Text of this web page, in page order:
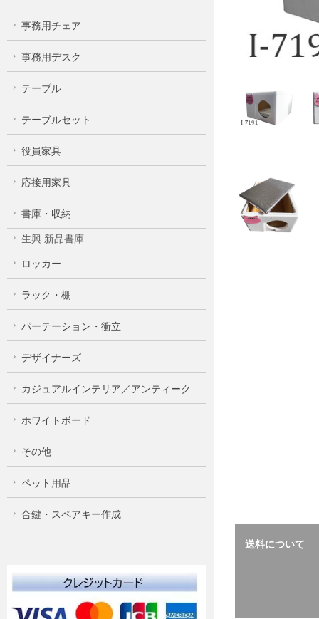
送料について
事務用チェア
事務用デスク
テーブル
テーブルセット
役員家具
応接用家具
書庫・収納
生興 新品書庫
ロッカー
ラック・棚
パーテーション・衝立
デザイナーズ
カジュアルインテリア／アンティーク
ホワイトボード
その他
ペット用品
合鍵・スペアキー作成